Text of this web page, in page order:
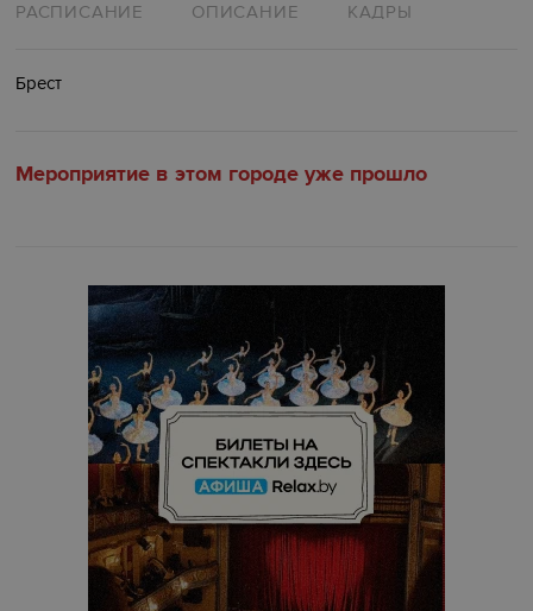
РАСПИСАНИЕ ОПИСАНИЕ КАДРЫ
Брест
Мероприятие в этом городе уже прошло